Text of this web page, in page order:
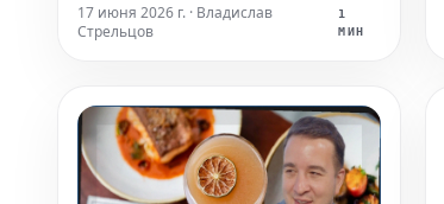
17 июня 2026 г. · Владислав
Стрельцов
1
МИН